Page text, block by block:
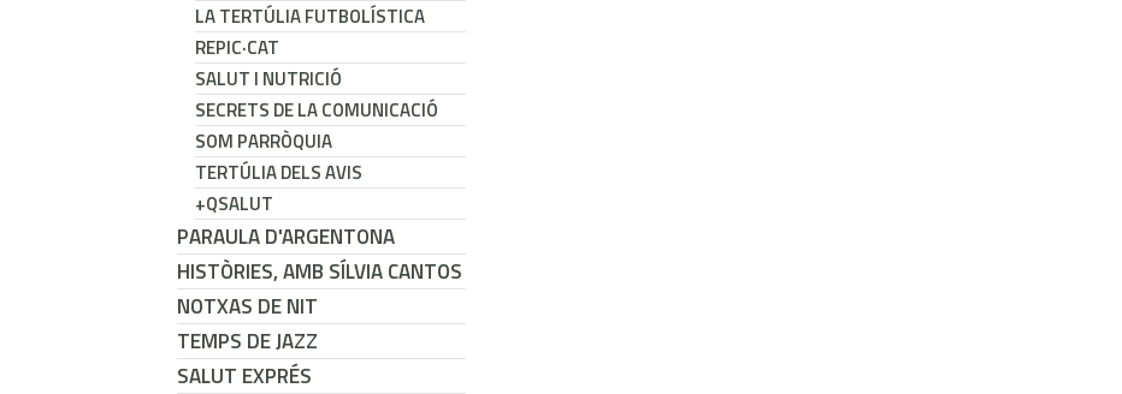
LA TERTÚLIA FUTBOLÍSTICA
REPIC·CAT
SALUT I NUTRICIÓ
SECRETS DE LA COMUNICACIÓ
SOM PARRÒQUIA
TERTÚLIA DELS AVIS
+QSALUT
PARAULA D'ARGENTONA
HISTÒRIES, AMB SÍLVIA CANTOS
NOTXAS DE NIT
TEMPS DE JAZZ
SALUT EXPRÉS